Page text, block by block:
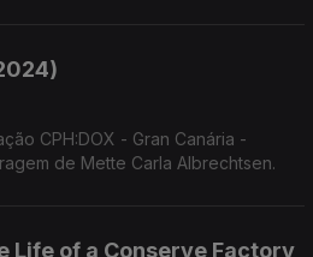
CPH:DOX - Gran Canária -
de Mette Carla Albrechtsen.
Life of a Conserve Factory